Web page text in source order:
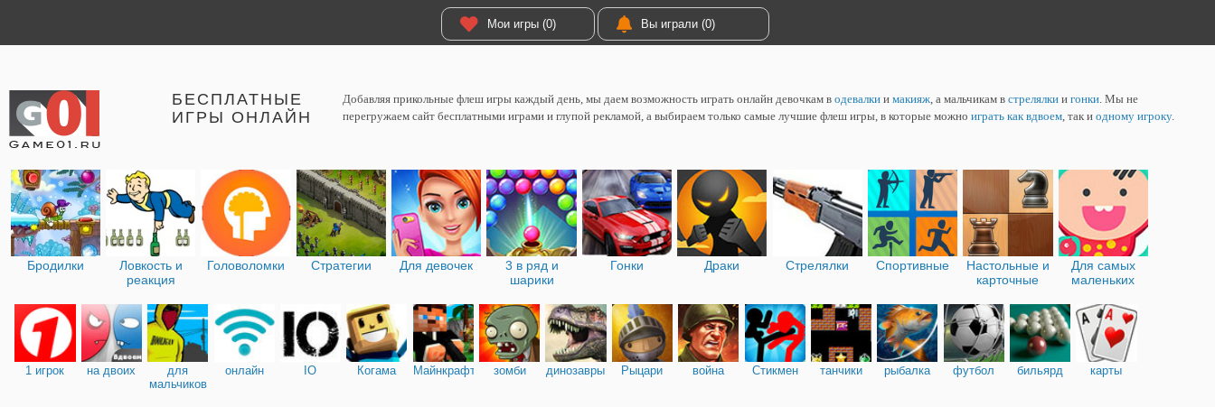
Мои игры (0) Вы играли (0)
БЕСПЛАТНЫЕ
ИГРЫ ОНЛАЙН
Добавляя прикольные флеш игры каждый день, мы даем возможность играть онлайн девочкам в одевалки и макияж, а мальчикам в стрелялки и гонки. Мы не
перегружаем сайт бесплатными играми и глупой рекламой, а выбираем только самые лучшие флеш игры, в которые можно играть как вдвоем, так и одному игроку.
Бродилки
Ловкость и
реакция
Головоломки Стратегии Для девочек
3 в ряд и
шарики
Гонки Драки Стрелялки Спортивные
Настольные и
карточные
Для самых
маленьких
1 игрок на двоих
для
мальчиков
онлайн IO Когама Майнкрафт зомби динозавры Рыцари война Стикмен танчики рыбалка футбол бильярд карты